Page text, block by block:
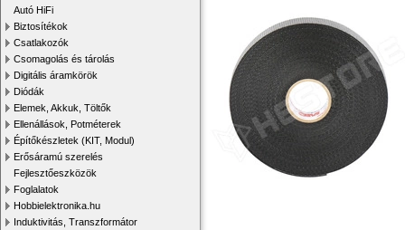
Autó HiFi
Biztosítékok
Csatlakozók
Csomagolás és tárolás
Digitális áramkörök
Diódák
Elemek, Akkuk, Töltők
Ellenállások, Potméterek
Építőkészletek (KIT, Modul)
Erősáramú szerelés
Fejlesztőeszközök
Foglalatok
Hobbielektronika.hu
Induktivitás, Transzformátor